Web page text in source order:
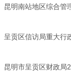
昆明南站地区综合管
呈贡区信访局重大行
昆明市呈贡区财政局